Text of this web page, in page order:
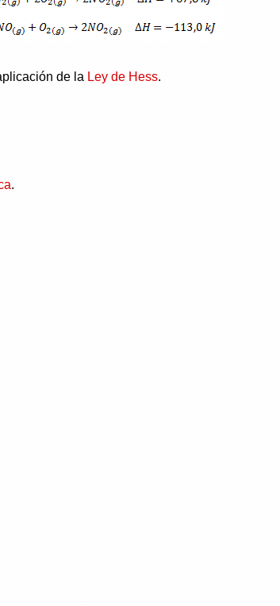
de la Ley de Hess.
.